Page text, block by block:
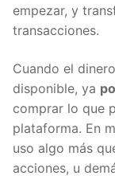
empezar, y
transacciones.
Cuando el
disponible, ya
comprar lo que
plataforma. En
uso algo más
acciones, u